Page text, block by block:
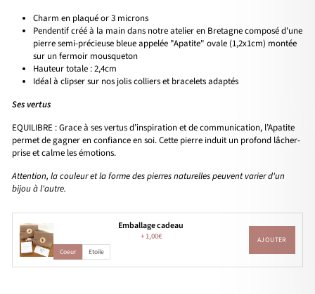
Charm en plaqué or 3 microns
Pendentif créé à la main dans notre atelier en Bretagne composé d'une
pierre semi-précieuse bleue appelée "Apatite" ovale (1,2x1cm) montée
sur un fermoir mousqueton
Hauteur totale : 2,4cm
Idéal à clipser sur nos jolis colliers et bracelets adaptés
Ses vertus
EQUILIBRE : Grace à ses vertus d’inspiration et de communication, l’Apatite
permet de gagner en confiance en soi. Cette pierre induit un profond lâcher-
prise et calme les émotions.
Attention, la couleur et la forme des pierres naturelles peuvent varier d'un
bijou à l'autre.
Emballage cadeau
+1,00€
Coeur Etoile
AJOUTER